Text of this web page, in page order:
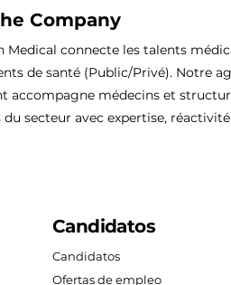
Company
Medical connecte les talents
de santé (Public/Privé). Notre
accompagne médecins et
du secteur avec expertise,
Candidatos
Candidatos
Ofertas de empleo